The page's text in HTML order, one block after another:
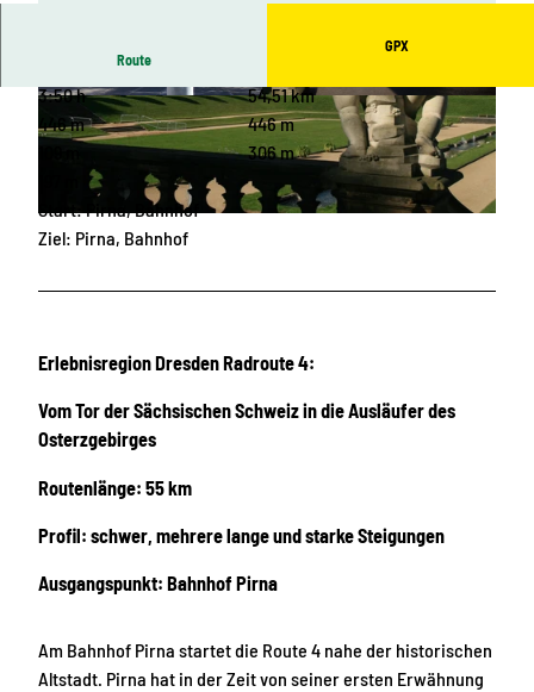
© Erlebnisregion Dresden © Erlebnisregion Dresden
Route
GPX
3:50 h
54,51 km
446 m
446 m
306 m
Start: Pirna, Bahnhof
Ziel: Pirna, Bahnhof
Erlebnisregion Dresden Radroute 4:
Vom Tor der Sächsischen Schweiz in die Ausläufer des
Osterzgebirges
Routenlänge: 55 km
Profil: schwer, mehrere lange und starke Steigungen
Ausgangspunkt: Bahnhof Pirna
Am Bahnhof Pirna startet die Route 4 nahe der historischen
Altstadt. Pirna hat in der Zeit von seiner ersten Erwähnung